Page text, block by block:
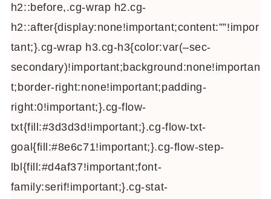
h2::before,.cg-wrap h2.cg-
h2::after{display:none!important;content:””!impor
tant;}.cg-wrap h3.cg-h3{color:var(–sec-
secondary)!important;background:none!importan
t;border-right:none!important;padding-
right:0!important;}.cg-flow-
txt{fill:#3d3d3d!important;}.cg-flow-txt-
goal{fill:#8e6c71!important;}.cg-flow-step-
lbl{fill:#d4af37!important;font-
family:serif!important;}.cg-stat-